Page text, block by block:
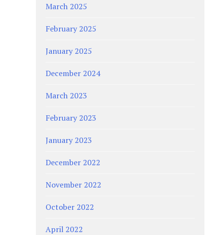
March 2025
February 2025
January 2025
December 2024
March 2023
February 2023
January 2023
December 2022
November 2022
October 2022
April 2022